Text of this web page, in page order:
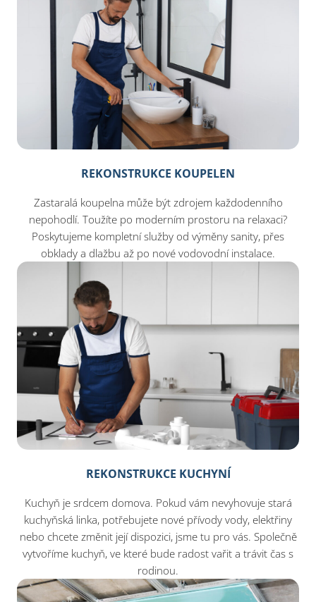
REKONSTRUKCE KOUPELEN
Zastaralá koupelna může být zdrojem každodenního
nepohodlí. Toužíte po moderním prostoru na relaxaci?
Poskytujeme kompletní služby od výměny sanity, přes
obklady a dlažbu až po nové vodovodní instalace.
REKONSTRUKCE KUCHYNÍ
Kuchyň je srdcem domova. Pokud vám nevyhovuje stará
kuchyňská linka, potřebujete nové přívody vody, elektřiny
nebo chcete změnit její dispozici, jsme tu pro vás. Společně
vytvoříme kuchyň, ve které bude radost vařit a trávit čas s
rodinou.